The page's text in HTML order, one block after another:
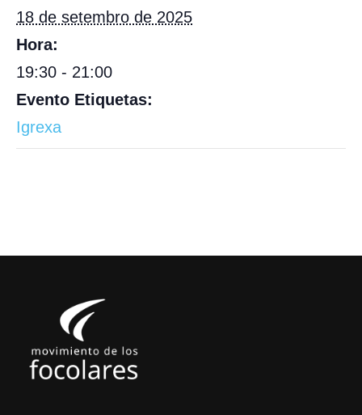
18 de setembro de 2025
Hora:
19:30 - 21:00
Evento Etiquetas:
Igrexa